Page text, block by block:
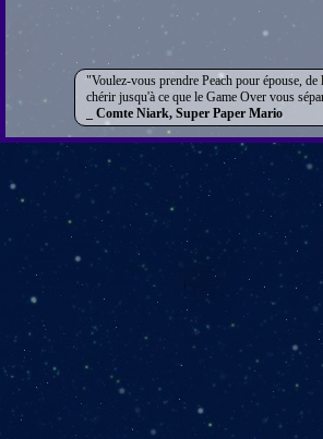
Voulez-vous prendre Peach pour épouse, de
chérir jusqu'à ce que le Game Over vous
Comte Niark, Super Paper Mario